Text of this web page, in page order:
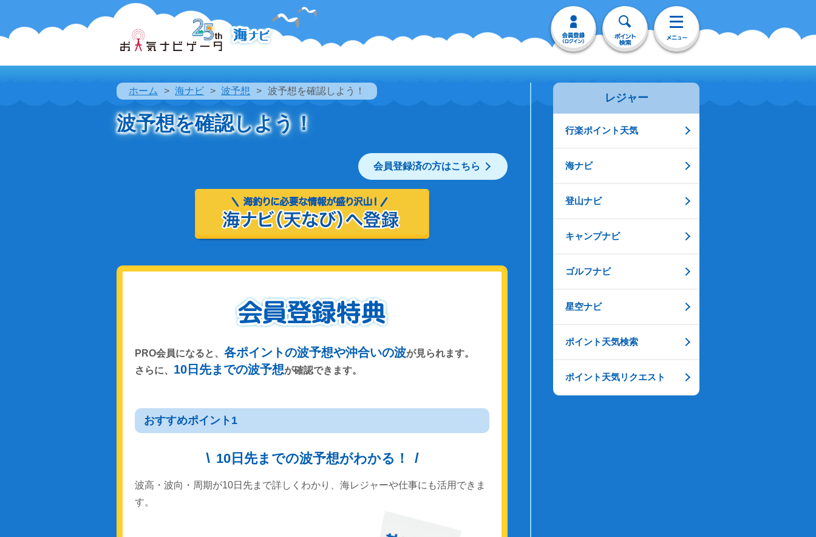
ホーム 海ナビ 波予想 波予想を確認しよう！
波予想を確認しよう！
会員登録済の方はこちら
PRO会員になると、 各ポイントの波予想や沖合いの波が見られます。
さらに、 10日先までの波予想が確認できます。
おすすめポイント1
10日先までの波予想がわかる！
波高・波向・周期が10日先まで詳しくわかり、海レジャーや仕事にも活用できま
す。
レジャー
行楽ポイント天気
海ナビ
登山ナビ
キャンプナビ
ゴルフナビ
星空ナビ
ポイント天気検索
ポイント天気リクエスト